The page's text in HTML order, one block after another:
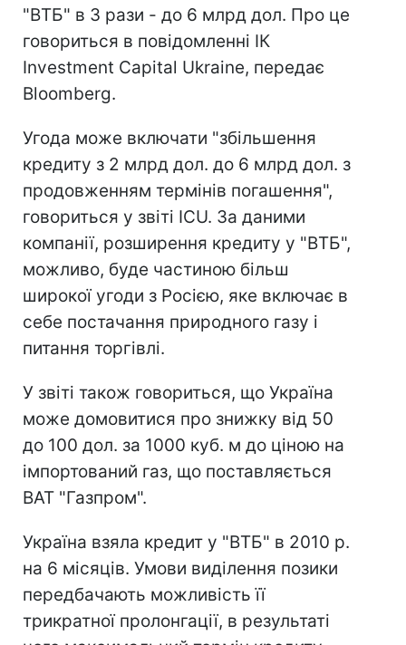
"ВТБ" в 3 рази - до 6 млрд дол. Про це
говориться в повідомленні ІК
Investment Capital Ukraine, передає
Bloomberg.
Угода може включати "збільшення
кредиту з 2 млрд дол. до 6 млрд дол. з
продовженням термінів погашення",
говориться у звіті ICU. За даними
компанії, розширення кредиту у "ВТБ",
можливо, буде частиною більш
широкої угоди з Росією, яке включає в
себе постачання природного газу і
питання торгівлі.
У звіті також говориться, що Україна
може домовитися про знижку від 50
до 100 дол. за 1000 куб. м до ціною на
імпортований газ, що поставляється
ВАТ "Газпром".
Україна взяла кредит у "ВТБ" в 2010 р.
на 6 місяців. Умови виділення позики
передбачають можливість її
трикратної пролонгації, в результаті